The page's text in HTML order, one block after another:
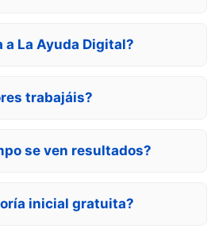
a La Ayuda Digital?
trabajáis?
se ven resultados?
inicial gratuita?